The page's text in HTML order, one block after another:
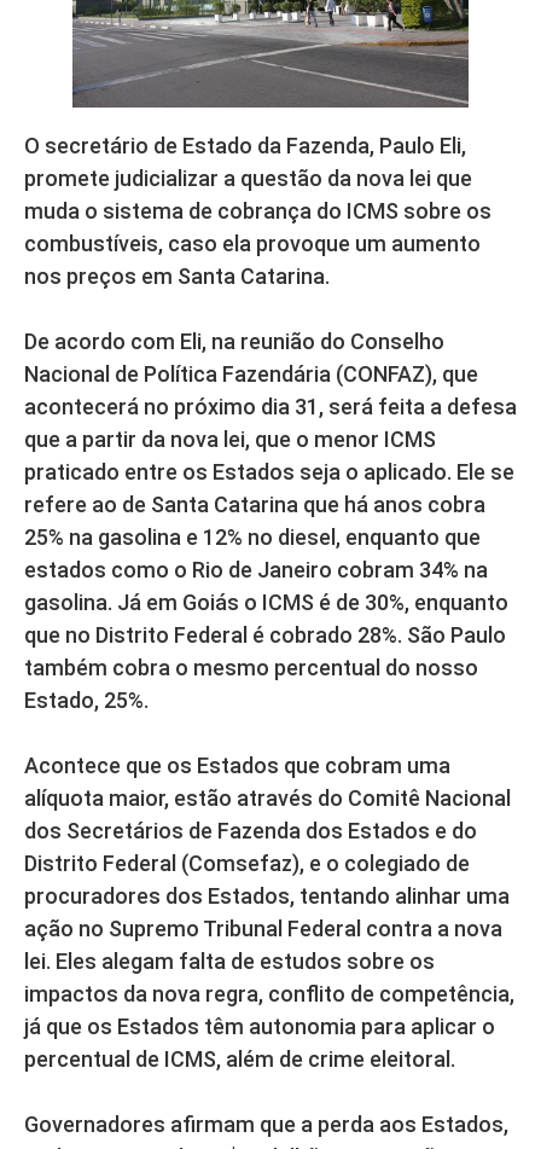
O secretário de Estado da Fazenda, Paulo Eli,
promete judicializar a questão da nova lei que
muda o sistema de cobrança do ICMS sobre os
combustíveis, caso ela provoque um aumento
nos preços em Santa Catarina.
De acordo com Eli, na reunião do Conselho
Nacional de Política Fazendária (CONFAZ), que
acontecerá no próximo dia 31, será feita a defesa
que a partir da nova lei, que o menor ICMS
praticado entre os Estados seja o aplicado. Ele se
refere ao de Santa Catarina que há anos cobra
25% na gasolina e 12% no diesel, enquanto que
estados como o Rio de Janeiro cobram 34% na
gasolina. Já em Goiás o ICMS é de 30%, enquanto
que no Distrito Federal é cobrado 28%. São Paulo
também cobra o mesmo percentual do nosso
Estado, 25%.
Acontece que os Estados que cobram uma
alíquota maior, estão através do Comitê Nacional
dos Secretários de Fazenda dos Estados e do
Distrito Federal (Comsefaz), e o colegiado de
procuradores dos Estados, tentando alinhar uma
ação no Supremo Tribunal Federal contra a nova
lei. Eles alegam falta de estudos sobre os
impactos da nova regra, conflito de competência,
já que os Estados têm autonomia para aplicar o
percentual de ICMS, além de crime eleitoral.
Governadores afirmam que a perda aos Estados,